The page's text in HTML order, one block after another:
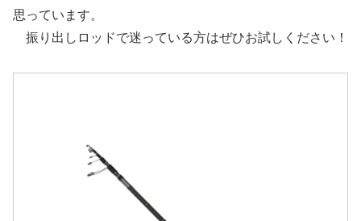
思っています。
振り出しロッドで迷っている方はぜひお試しください！